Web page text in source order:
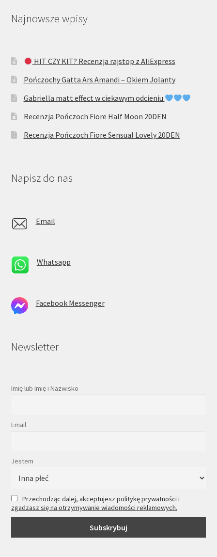
Najnowsze wpisy
HIT CZY KIT? Recenzja rajstop z AliExpress
Pończochy Gatta Ars Amandi – Okiem Jolanty
Gabriella matt effect w ciekawym odcieniu
Recenzja Pończoch Fiore Half Moon 20DEN
Recenzja Pończoch Fiore Sensual Lovely 20DEN
Napisz do nas
Email
Whatsapp
Facebook Messenger
Newsletter
Imię lub Imię i Nazwisko
Email
Jestem
Przechodząc dalej, akceptujesz politykę prywatności i
zgadzasz się na otrzymywanie wiadomości reklamowych.